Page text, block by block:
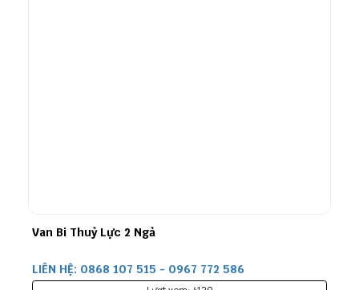
Van Bi Thuỷ Lực 2 Ngả
LIÊN HỆ: 0868 107 515 - 0967 772 586